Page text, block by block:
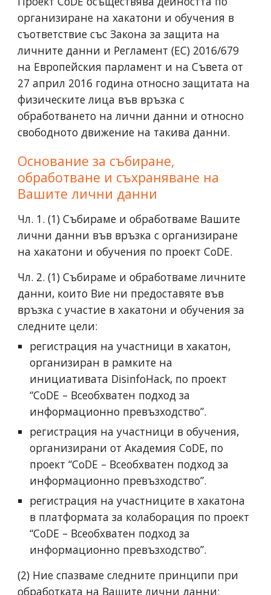
организиране на хакатони и обучения в
съответствие със Закона за защита на
личните данни и Регламент (ЕС) 2016/679
на Европейския парламент и на Съвета от
27 април 2016 година относно защитата на
физическите лица във връзка с
обработването на лични данни и относно
свободното движение на такива данни.
Основание за събиране,
обработване и съхраняване на
Вашите лични данни
Чл. 1. (1) Събираме и обработваме Вашите
лични данни във връзка с организиране
на хакатони и обучения по проект CoDE.
Чл. 2. (1) Събираме и обработваме личните
данни, които Вие ни предоставяте във
връзка с участие в хакатони и обучения за
следните цели:
регистрация на участници в хакатон,
организиран в рамките на
инициативата DisinfoHack, по проект
“CoDE – Всеобхватен подход за
информационно превъзходство”.
регистрация на участници в обучения,
организирани от Академия CoDE, по
проект “CoDE – Всеобхватен подход за
информационно превъзходство”.
регистрация на участниците в хакатона
в платформата за колаборация по проект
“CoDE – Всеобхватен подход за
информационно превъзходство”.
(2) Ние спазваме следните принципи при
обработката на Вашите лични данни: